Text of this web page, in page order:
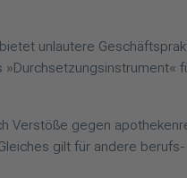
unlautere
Verstöße gegen
gilt für andere